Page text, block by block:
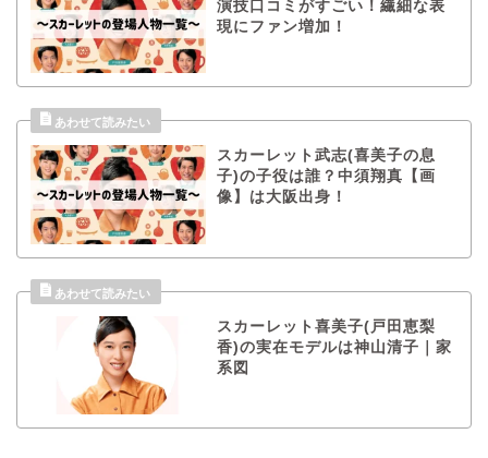
演技口コミがすごい！繊細な表
現にファン増加！
スカーレット武志(喜美子の息
子)の子役は誰？中須翔真【画
像】は大阪出身！
スカーレット喜美子(戸田恵梨
香)の実在モデルは神山清子｜家
系図